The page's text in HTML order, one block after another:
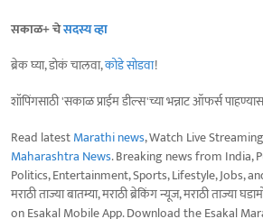
सकाळ+ चेसदस्य व्हा
ब्रेक घ्या, डोकं चालवा,कोडे सोडवा!
शॉपिंगसाठी 'सकाळ प्राईम डील्स'च्या भन्नाट ऑफर्स
Read latestMarathi news, Watch Live
Maharashtra News. Breaking news from India,
Politics, Entertainment, Sports, Lifestyle, Jobs,
मराठी ताज्या बातम्या, मराठी ब्रेकिंग न्यूज, मराठी ताज्या
on Esakal Mobile App. Download the Esakal